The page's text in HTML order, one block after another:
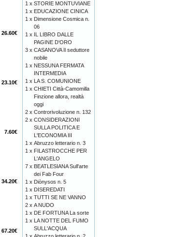
26.60€
23.10€
7.60€
34.20€
67.20€
1 x STORIE MONTUVIANE
1 x EDUCAZIONE CINICA
1 x Dimensione Cosmica n.
06
1 x IL LIBRO DALLE
PAGINE D'ORO
3 x CASANOVA Il seduttore
nobile
1 x NESSUNA FERMATA
INTERMEDIA
1 x LA S. COMUNIONE
1 x CHIETI Città-Camomilla
Finzione allora, realtà
oggi
2 x Controrivoluzione n. 132
2 x CONSIDERAZIONI
SULLA POLITICA E
L'ECONOMIA III
1 x Abruzzo letterario n. 3
1 x FILASTROCCHE PER
L'ANGELO
7 x BEATLESIANA Sull'arte
dei Fab Four
1 x Diònysos n. 5
1 x DISEREDATI
1 x TUTTI SE NE VANNO
2 x A NUDO
1 x DE FORTUNA La sorte
1 x LA NOTTE DEL FUMO
SULL'ACQUA